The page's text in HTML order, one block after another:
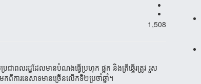
1,508
ាពលរដ្ឋ​ដែល​មានបំណង​ធ្វើ​ប្រហុក​ ផ្អក​ និង​ត្រីឆ្អើរ​ត្រូវ រួស​
ការ​នេសាទ​មាន​ច្រើនលើកទី២ប្រចាំឆ្នាំ​។